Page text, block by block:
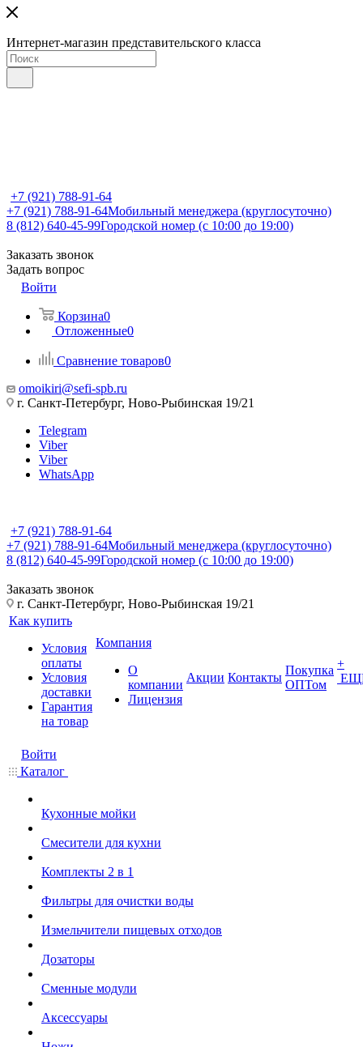
Интернет-магазин представительского класса
+7 (921) 788-91-64
+7 (921) 788-91-64Мобильный менеджера (круглосуточно)
8 (812) 640-45-99Городской номер (с 10:00 до 19:00)
Заказать звонок
Задать вопрос
Войти
Корзина0
Отложенные0
Сравнение товаров0
omoikiri@sefi-spb.ru
г. Санкт-Петербург, Ново-Рыбинская 19/21
Telegram
Viber
Viber
WhatsApp
+7 (921) 788-91-64
+7 (921) 788-91-64Мобильный менеджера (круглосуточно)
8 (812) 640-45-99Городской номер (с 10:00 до 19:00)
Заказать звонок
г. Санкт-Петербург, Ново-Рыбинская 19/21
Как купить
Условия
оплаты
Условия
доставки
Гарантия
на товар
Компания
О
компании
Лицензия
Акции Контакты
Покупка
ОПТом
+
Войти
Каталог
Кухонные мойки
Смесители для кухни
Комплекты 2 в 1
Фильтры для очистки воды
Измельчители пищевых отходов
Дозаторы
Cменные модули
Аксессуары